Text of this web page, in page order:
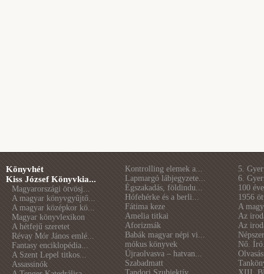
Könyvhét
Kiss József Könyvkia...
Magyarországi ötvösj...
A magyar könyvgyűjtő...
A magyar középkor kö...
Magyar könyvlexikon
A hétfejű szeretet
Révay Mór János emlé...
Fantasy enciklopédia...
A Szent Lepel titkos...
Assassinók
Kontrolling elemek a...
Lapmargó lábjegyzete...
Égszakadás, földindu...
Hófehérke és a berli...
Fátima keze
Amelia titkai
Aforizmák
Babák magyar népi vi...
mókus könyvek
Újraolvasva – hatvan...
Szabadmatt
5.
6.
100
1956
A
Az
Az
Nő.